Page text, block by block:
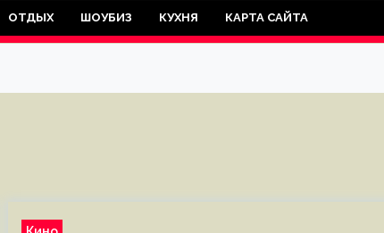
ОТДЫХ ШОУБИЗ КУХНЯ КАРТА САЙТА